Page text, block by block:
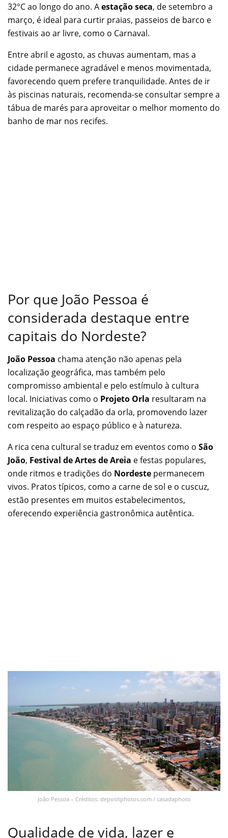
32°C ao longo do ano. Aestação seca, de setembro a
março, é ideal para curtir praias, passeios de barco e
festivais ao ar livre, como o Carnaval.
Entre abril e agosto, as chuvas aumentam, mas a
cidade permanece agradável e menos movimentada,
favorecendo quem prefere tranquilidade. Antes de ir
às piscinas naturais, recomenda-se consultar sempre a
tábua de marés para aproveitar o melhor momento do
banho de mar nos recifes.
Por que João Pessoa é
considerada destaque entre
capitais do Nordeste?
João Pessoa chama atenção não apenas pela
localização geográfica, mas também pelo
compromisso ambiental e pelo estímulo à cultura
local. Iniciativas como o Projeto Orla resultaram na
revitalização do calçadão da orla, promovendo lazer
com respeito ao espaço público e à natureza.
A rica cena cultural se traduz em eventos como o São
João, Festival de Artes de Areia e festas populares,
onde ritmos e tradições do Nordeste permanecem
vivos. Pratos típicos, como a carne de sol e o cuscuz,
estão presentes em muitos estabelecimentos,
oferecendo experiência gastronômica autêntica.
João Pessoa – Créditos: depositphotos.com / casadaphoto
Qualidade de vida, lazer e